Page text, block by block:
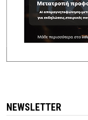
NEWSLETTER